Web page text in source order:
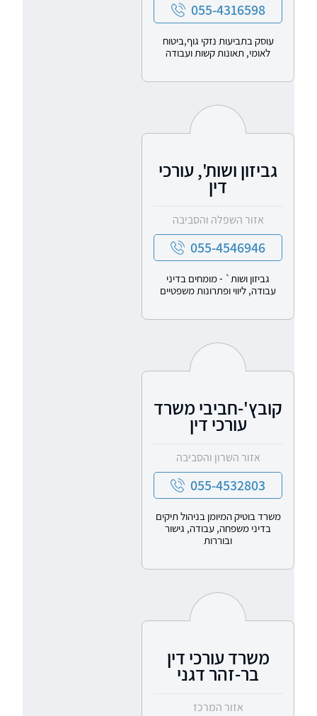
055-4316598
עוסק בתביעות נזקי גוף,ביטוח
לאומי, תאונות קשות ועבודה
גביזון ושות', עורכי
דין
אזור השפלה והסביבה
055-4546946
גביזון ושות` - מומחים בדיני
עבודה, ליווי ופתרונות משפטיים
קובץ'-חביבי משרד
עורכי דין
אזור השרון והסביבה
055-4532803
משרד בוטיק המיומן בניהול תיקים
בדיני משפחה, עבודה, גישור
ובוררות
משרד עורכי דין
בר-זהר דגני
אזור המרכז